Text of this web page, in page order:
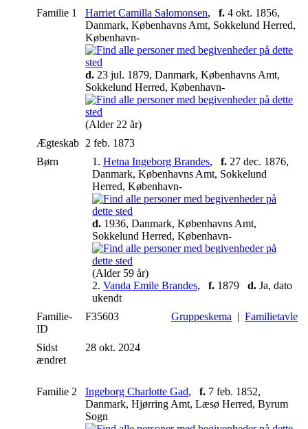
Familie 1 Harriet Camilla Salomonsen, f. 4 okt. 1856,
Danmark, Københavns Amt, Sokkelund Herred,
København-
d. 23 jul. 1879, Danmark, Københavns Amt,
Sokkelund Herred, København-
(Alder 22 år)
Ægteskab 2 feb. 1873
Børn
1. Hetna Ingeborg Brandes, f. 27 dec. 1876,
Danmark, Københavns Amt, Sokkelund
Herred, København-
d. 1936, Danmark, Københavns Amt,
Sokkelund Herred, København-
(Alder 59 år)
2. Vanda Emile Brandes, f. 1879 d. Ja, dato
ukendt
Familie-
ID
F35603 Gruppeskema | Familietavle
Sidst
ændret
28 okt. 2024
Familie 2 Ingeborg Charlotte Gad, f. 7 feb. 1852,
Danmark, Hjørring Amt, Læsø Herred, Byrum
Sogn